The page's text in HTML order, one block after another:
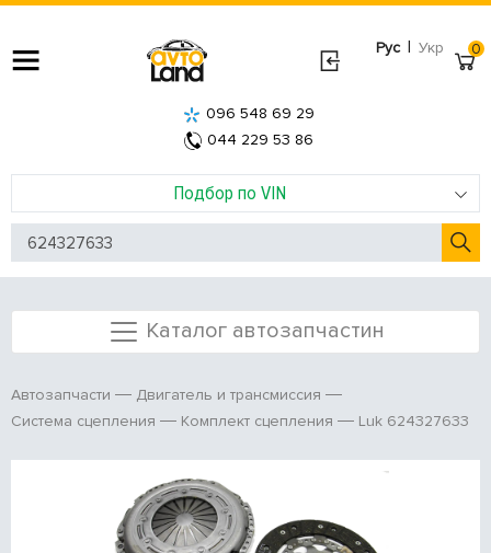
Рус | Укр
Подбор по VIN
096 548 69 29
044 229 53 86
0
Каталог автозапчастин
Автозапчасти
Двигатель и трансмиссия
Система сцепления
Комплект сцепления Luk 624327633